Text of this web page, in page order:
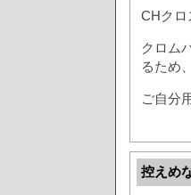
CHクロ
クロム
るため
ご自分
控えめ